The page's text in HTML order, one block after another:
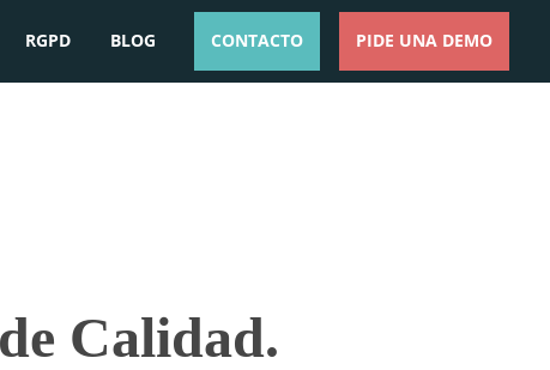
RGPD BLOG CONTACTO PIDE UNA DEMO
Calidad.